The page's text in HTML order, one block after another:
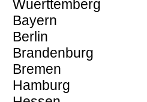
Wuerttemberg
Bayern
Berlin
Brandenburg
Bremen
Hamburg